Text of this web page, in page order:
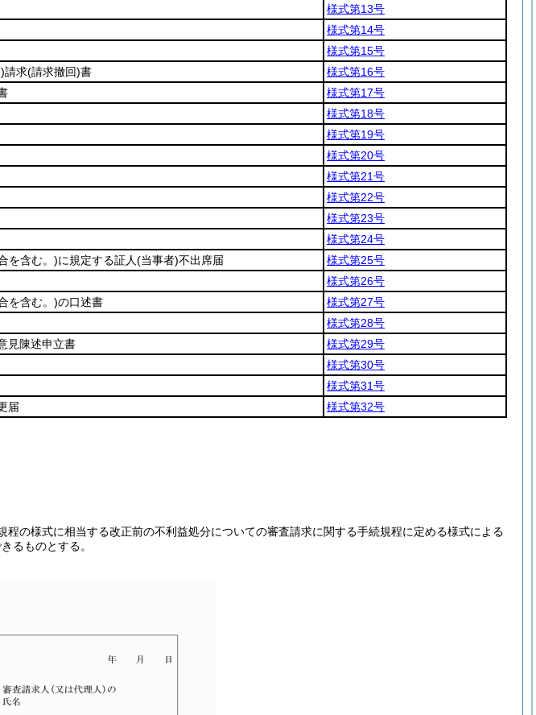
様式第13号
様式第14号
様式第15号
請求(請求撤回)書
様式第16号
様式第17号
様式第18号
様式第19号
様式第20号
様式第21号
様式第22号
様式第23号
様式第24号
を含む。)に規定する証人(当事者)不出席届
様式第25号
様式第26号
を含む。)の口述書
様式第27号
様式第28号
見陳述申立書
様式第29号
様式第30号
様式第31号
届
様式第32号
の様式に相当する改正前の不利益処分についての審査請求に関する手続規程に定める様式による
るものとする。